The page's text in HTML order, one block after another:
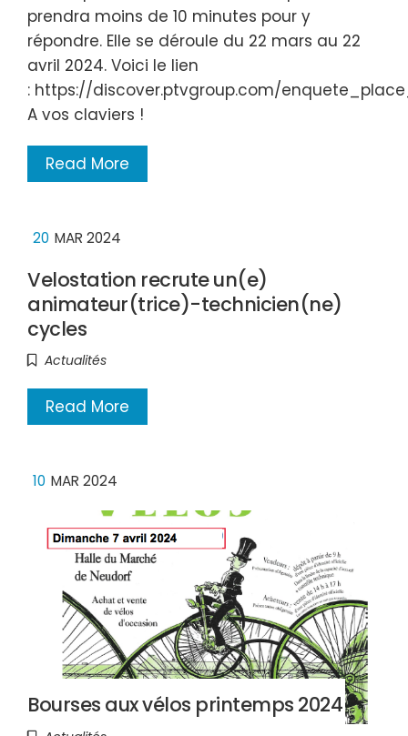
prendra moins de 10 minutes pour y
répondre. Elle se déroule du 22 mars au 22
avril 2024. Voici le lien
: https://discover.ptvgroup.com/
A vos claviers !
Read More
20 MAR 2024
Velostation recrute un(e)
animateur(trice)-technicien(ne)
cycles
Actualités
Read More
10 MAR 2024
Bourses aux vélos printemps 2024